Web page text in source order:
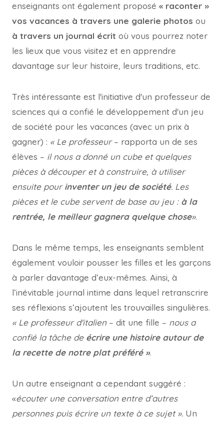
enseignants ont également proposé « raconter »
vos vacances à travers une galerie photos ou
à travers un journal écrit où vous pourrez noter
les lieux que vous visitez et en apprendre
davantage sur leur histoire, leurs traditions, etc.
Très intéressante est l'initiative d'un professeur de
sciences qui a confié le développement d'un jeu
de société pour les vacances (avec un prix à
gagner) : « Le professeur– rapporta un de ses
élèves – il nous a donné un cube et quelques
pièces à découper et à construire, à utiliser
ensuite pourinventer un jeu de société. Les
pièces et le cube servent de base au jeu : à la
rentrée, le meilleur gagnera quelque chose».
Dans le même temps, les enseignants semblent
également vouloir pousser les filles et les garçons
à parler davantage d’eux-mêmes. Ainsi, à
l’inévitable journal intime dans lequel retranscrire
ses réflexions s’ajoutent les trouvailles singulières.
« Le professeur d'italien – dit une fille – nous a
confié la tâche de écrire une histoire autour de
la recette de notre plat préféré ».
Un autre enseignant a cependant suggéré :
«écouter une conversation entre d’autres
personnes puis écrire un texte à ce sujet ». Un